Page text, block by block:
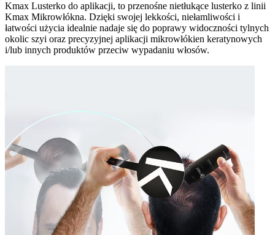
Kmax Lusterko do aplikacji, to przenośne nietłukące lusterko z linii
Kmax Mikrowłókna. Dzięki swojej lekkości, niełamliwości i
łatwości użycia idealnie nadaje się do poprawy widoczności tylnych
okolic szyi oraz precyzyjnej aplikacji mikrowłókien keratynowych
i/lub innych produktów przeciw wypadaniu włosów.